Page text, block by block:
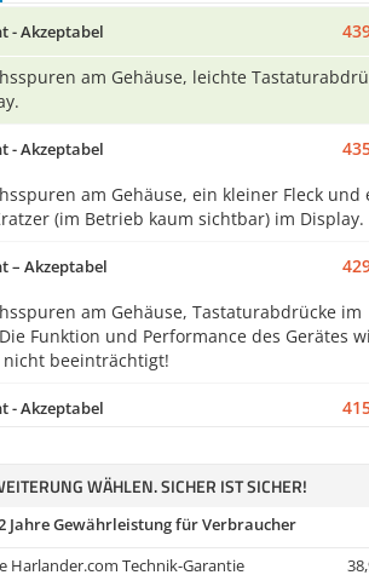
- Akzeptabel
am Gehäuse, leichte
- Akzeptabel
am Gehäuse, ein kleiner Fleck und
(im Betrieb kaum sichtbar) im Display.
– Akzeptabel
am Gehäuse, Tastaturabdrücke im
Funktion und Performance des Gerätes
beeinträchtigt!
- Akzeptabel
- Akzeptabel
WÄHLEN. SICHER IST SICHER!
Jahre Gewährleistung für Verbraucher
Harlander.com Technik-Garantie
38,